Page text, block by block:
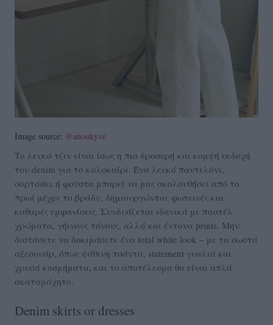
Image source: @anoukyve
Το λευκό τζιν είναι ίσως η πιο δροσερή και κομψή εκδοχή
του denim για το καλοκαίρι. Ένα λευκό παντελόνι,
σορτσάκι ή φούστα μπορεί να μας ακολουθήσει από το
πρωί μέχρι το βράδυ, δημιουργώντας φωτεινές και
καθαρές εμφανίσεις. Συνδυάζεται ιδανικά με παστέλ
χρώματα, γήινους τόνους, αλλά και έντονα prints. Μην
διστάσετε να δοκιμάσετε ένα total white look – με τα σωστά
αξεσουάρ, όπως ψάθινη τσάντα, statement γυαλιά και
χρυσά κοσμήματα, και το αποτέλεσμα θα είναι απλά
ακαταμάχητο.
Denim skirts or dresses